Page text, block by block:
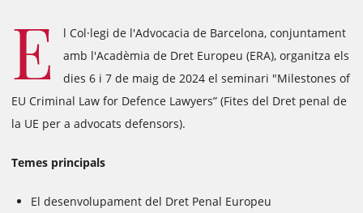
E
l Col·legi de l'Advocacia de Barcelona, con​​juntament
amb l'Acadèmia de Dret Europeu (ERA), organitza els
dies 6 i 7 de maig de 2024 el seminari "Milestones of
EU Criminal Law for Defence Lawyers” (Fites del Dret penal de
la UE per a advocats defensors).
Temes principals
El desenvolupament del Dret Penal Europeu